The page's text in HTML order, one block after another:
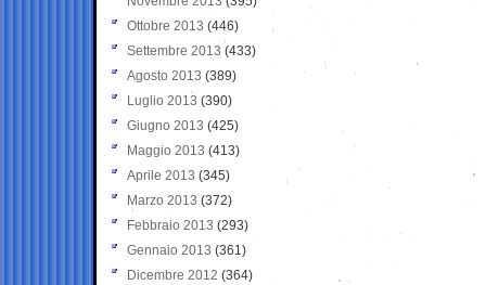
Ottobre 2013 (446)
Settembre 2013 (433)
Agosto 2013 (389)
Luglio 2013 (390)
Giugno 2013 (425)
Maggio 2013 (413)
Aprile 2013 (345)
Marzo 2013 (372)
Febbraio 2013 (293)
Gennaio 2013 (361)
Dicembre 2012 (364)